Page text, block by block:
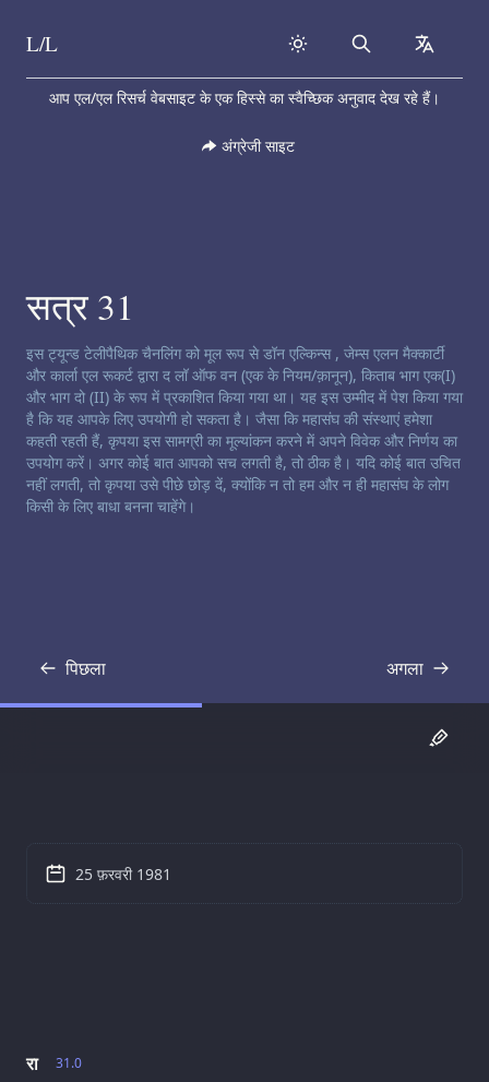
Skip to content
L/L Search
आप एल/एल रिसर्च वेबसाइट के एक हिस्से का स्वैच्छिक अनुवाद देख रहे हैं।
अंग्रेजी साइट
सत्र 31
चैनलिंग अस्वीकरण:
इस ट्यून्ड टेलीपैथिक चैनलिंग को मूल रूप से डॉन एल्किन्स , जेम्स एलन मैक्कार्टी
और कार्ला एल रूकर्ट द्वारा द लॉ ऑफ वन (एक के नियम/क़ानून), किताब भाग एक(I)
और भाग दो (II) के रूप में प्रकाशित किया गया था। यह इस उम्मीद में पेश किया गया
है कि यह आपके लिए उपयोगी हो सकता है। जैसा कि महासंघ की संस्थाएं हमेशा
कहती रहती हैं, कृपया इस सामग्री का मूल्यांकन करने में अपने विवेक और निर्णय का
उपयोग करें। अगर कोई बात आपको सच लगती है, तो ठीक है। यदि कोई बात उचित
नहीं लगती, तो कृपया उसे पीछे छोड़ दें, क्योंकि न तो हम और न ही महासंघ के लोग
किसी के लिए बाधा बनना चाहेंगे।
पिछला
प्रतिलिपि अगला
प्रतिलिपि
31.0
रा
25 फ़रवरी 1981